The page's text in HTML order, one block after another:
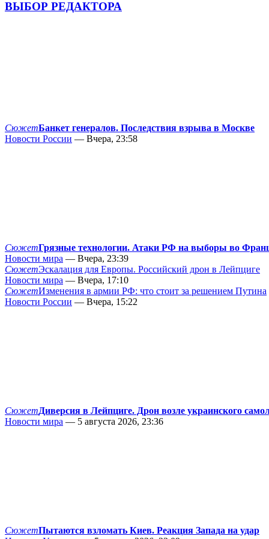
ВЫБОР РЕДАКТОРА
СюжетБанкет генералов. Последствия взрыва в Москве
Новости России — Вчера, 23:58
СюжетГрязные технологии. Атаки РФ на выборы во
Новости мира — Вчера, 23:39
СюжетЭскалация для Европы. Российский дрон в Лейпциге
Новости мира — Вчера, 17:10
СюжетИзменения в армии РФ: что стоит за решением Путина
Новости России — Вчера, 15:22
СюжетДиверсия в Лейпциге. Дрон возле украинского
Новости мира — 5 августа 2026, 23:36
СюжетПытаются взломать Киев. Реакция Запада на удар